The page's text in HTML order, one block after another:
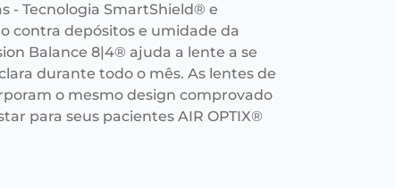
- Tecnologia SmartShield® e
contra depósitos e umidade da
Balance 8|4® ajuda a lente a se
durante todo o mês. As lentes de
o mesmo design comprovado
para seus pacientes AIR OPTIX®